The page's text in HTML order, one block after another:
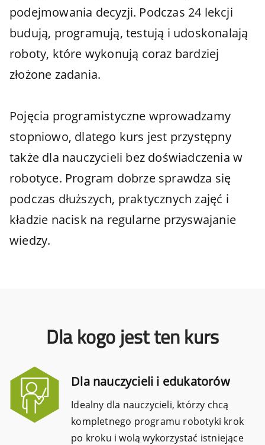
podejmowania decyzji. Podczas 24 lekcji
budują, programują, testują i udoskonalają
roboty, które wykonują coraz bardziej
złożone zadania.
Pojęcia programistyczne wprowadzamy
stopniowo, dlatego kurs jest przystępny
także dla nauczycieli bez doświadczenia w
robotyce. Program dobrze sprawdza się
podczas dłuższych, praktycznych zajęć i
kładzie nacisk na regularne przyswajanie
wiedzy.
Dla kogo jest ten kurs
Dla nauczycieli i edukatorów
Idealny dla nauczycieli, którzy chcą
kompletnego programu robotyki krok
po kroku i wolą wykorzystać istniejące